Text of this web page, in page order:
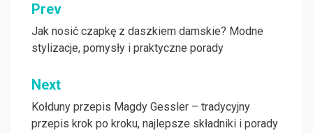
Nawigacja
wpisu
Prev
Jak nosić czapkę z daszkiem damskie? Modne
stylizacje, pomysły i praktyczne porady
Next
Kołduny przepis Magdy Gessler – tradycyjny
przepis krok po kroku, najlepsze składniki i porady